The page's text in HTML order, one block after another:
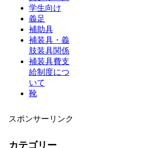
学生向け
義足
補助具
補装具・義
肢装具関係
補装具費支
給制度につ
いて
靴
スポンサーリンク
カテゴリー